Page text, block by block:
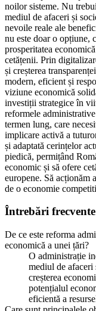
noilor sisteme. Nu
mediul de afaceri și
nevoile reale ale
nu este doar o opțiune,
prosperitatea
cetățenii. Prin
și creșterea
modern, eficient și
viziune economică
investiții strategice în
reformele
termen lung, care
implicare activă a
și adaptată cerințelor
piedică, permițând
economic și să ofere
europene. Să acționăm
de o economie
Întrebări frecvente
De ce este reforma
economică a unei țări?
O administrație
mediul de afaceri
creșterea
potențialul
eficientă a